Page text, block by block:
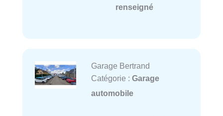
renseigné
Garage Bertrand
Catégorie : Garage
automobile